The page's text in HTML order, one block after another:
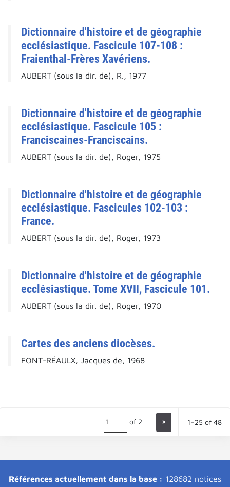
Dictionnaire d'histoire et de géographie
ecclésiastique. Fascicule 107-108 :
Fraienthal-Frères Xavériens.
AUBERT (sous la dir. de), R., 1977
Dictionnaire d'histoire et de géographie
ecclésiastique. Fascicule 105 :
Franciscaines-Franciscains.
AUBERT (sous la dir. de), Roger, 1975
Dictionnaire d'histoire et de géographie
ecclésiastique. Fascicules 102-103 :
France.
AUBERT (sous la dir. de), Roger, 1973
Dictionnaire d'histoire et de géographie
ecclésiastique. Tome XVII, Fascicule 101.
AUBERT (sous la dir. de), Roger, 1970
Cartes des anciens diocèses.
FONT-RÉAULX, Jacques de, 1968
of 2 > 1–25 of 48
Références actuellement dans la base : 128682 notices